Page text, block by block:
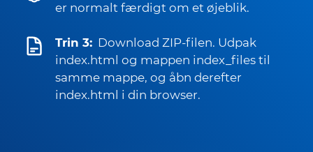
er normalt færdigt om et øjeblik.
Trin 3: Download ZIP-filen. Udpak
index.html og mappen index_files til
samme mappe, og åbn derefter
index.html i din browser.